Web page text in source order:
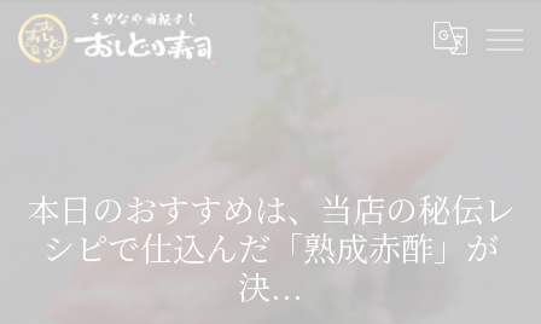
本日のおすすめは、当店の秘伝レ
シピで仕込んだ「熟成赤酢」が
決...